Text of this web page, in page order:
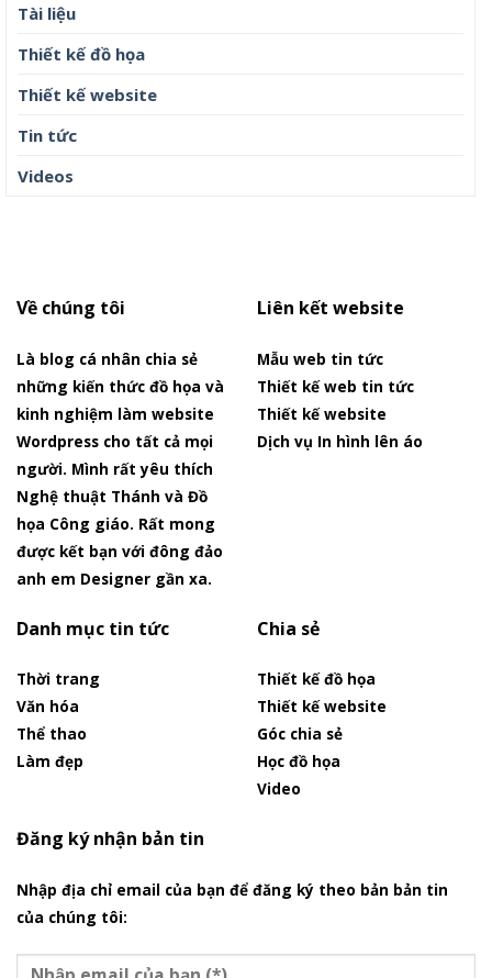
Tài liệu
Thiết kế đồ họa
Thiết kế website
Tin tức
Videos
Về chúng tôi
Là blog cá nhân chia sẻ
những kiến thức đồ họa và
kinh nghiệm làm website
Wordpress cho tất cả mọi
người. Mình rất yêu thích
Nghệ thuật Thánh và Đồ
họa Công giáo. Rất mong
được kết bạn với đông đảo
anh em Designer gần xa.
Liên kết website
Mẫu web tin tức
Thiết kế web tin tức
Thiết kế website
Dịch vụ In hình lên áo
Danh mục tin tức
Thời trang
Văn hóa
Thể thao
Làm đẹp
Chia sẻ
Thiết kế đồ họa
Thiết kế website
Góc chia sẻ
Học đồ họa
Video
Đăng ký nhận bản tin
Nhập địa chỉ email của bạn để đăng ký theo bản bản tin
của chúng tôi: